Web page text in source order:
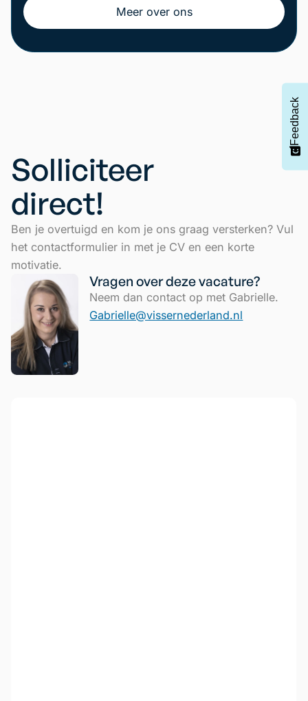
Meer over ons
Solliciteer
direct!
Ben je overtuigd en kom je ons graag versterken? Vul
het contactformulier in met je CV en een korte
motivatie.
Vragen over deze vacature?
Neem dan contact op met Gabrielle.
Gabrielle@vissernederland.nl
Feedback